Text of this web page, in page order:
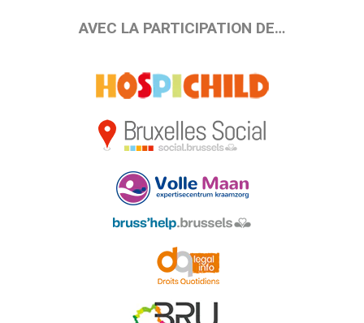
AVEC LA PARTICIPATION DE…